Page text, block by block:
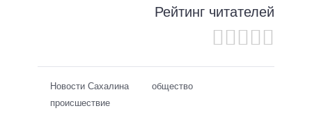
Рейтинг читателей
Новости Сахалина
общество
происшествие